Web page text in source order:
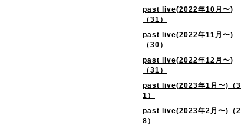
past live(2022年10月〜)
（31）
past live(2022年11月〜)
（30）
past live(2022年12月〜)
（31）
past live(2023年1月〜)（3
1）
past live(2023年2月〜)（2
8）